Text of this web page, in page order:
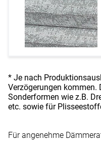
* Je nach
Verzögerungen kommen.
Sonderformen wie z.B.
etc. sowie für
Für angenehme